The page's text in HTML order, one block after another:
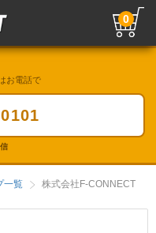
0
お電話で
一覧 株式会社F-CONNECT